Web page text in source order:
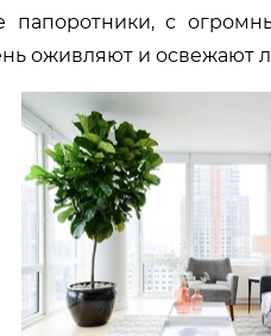
папоротники, с
оживляют и освежают